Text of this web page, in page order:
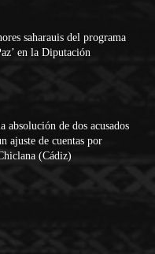
saharauis del programa
en la Diputación
absolución de dos acusados
ajuste de cuentas por
(Cádiz)